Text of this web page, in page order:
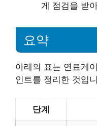
게 점검을 받
요약
아래의 표는 연료게
인트를 정리한 것입
단계